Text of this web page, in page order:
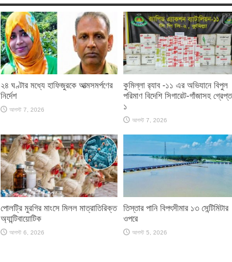
২৪ ঘণ্টার মধ্যে হাফিজুরকে আত্মসমর্পণের
নির্দেশ
আগস্ট 7, 2026
কুমিল্লা র‌্যাব -১১ এর অভিযানে বিপুল
পরিমাণ বিদেশি সিগারেট-গাঁজাসহ
১
আগস্ট 7, 2026
পোলট্রি মুরগির মাংসে মিলল মাত্রাতিরিক্ত
অ্যান্টিবায়োটিক
আগস্ট 6, 2026
তিস্তার পানি বিপৎসীমার ১৩ সেন্টিমিটার
ওপরে
আগস্ট 5, 2026